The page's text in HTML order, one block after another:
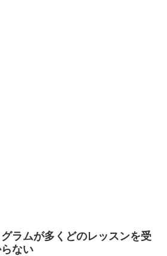
ラムが多くどのレッスンを受
ない